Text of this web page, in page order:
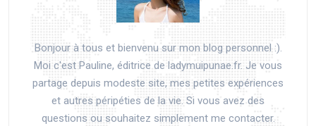
Bonjour à tous et bienvenu sur mon blog personnel :).
Moi c'est Pauline, éditrice de ladymuipunae.fr. Je vous
partage depuis modeste site, mes petites expériences
et autres péripéties de la vie. Si vous avez des
questions ou souhaitez simplement me contacter.